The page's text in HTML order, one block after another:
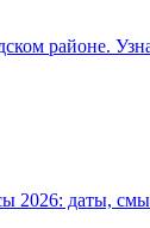
районе.
даты,